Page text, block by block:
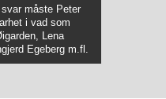
måste Peter
i vad som
Lena
Egeberg m.fl.